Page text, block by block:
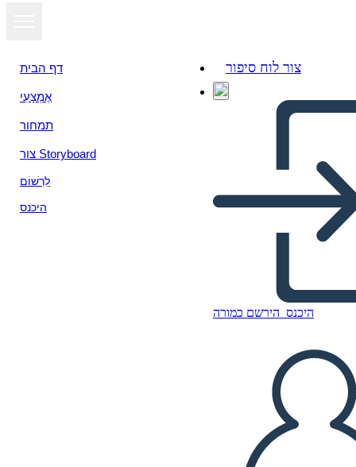
דף הבית
אֶמְצָעִי
תמחור
צור Storyboard
לִרְשׁוֹם
היכנס
צור לוח סיפור
היכנס הירשם כמורה
Kujundkeele Näited